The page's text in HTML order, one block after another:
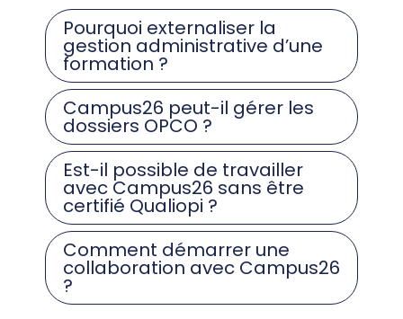
Pourquoi externaliser la
gestion administrative d’une
formation ?
Campus26 peut-il gérer les
dossiers OPCO ?
Est-il possible de travailler
avec Campus26 sans être
certifié Qualiopi ?
Comment démarrer une
collaboration avec Campus26
?